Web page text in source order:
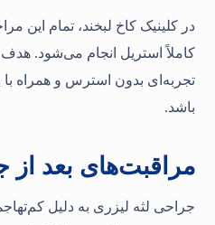
در کلینیک کاخ لبخند، تمام این
کاملاً استریل انجام می‌شود.
تجربه‌ای بدون استرس و همراه با
باشد.
مراقبت‌های بعد از
جراحی لثه لیزری به دلیل